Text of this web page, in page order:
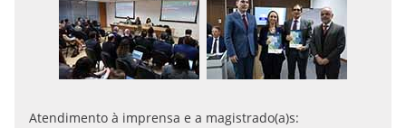
Atendimento à imprensa e a magistrado(a)s: